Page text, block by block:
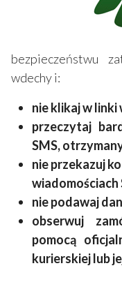
bezpieczeństwu
wdechy i:
nie klikaj w linki
przeczytaj
SMS,
nie przekazuj
wiadomościach
nie podawaj
obserwuj
pomocą
kurierskiej lub